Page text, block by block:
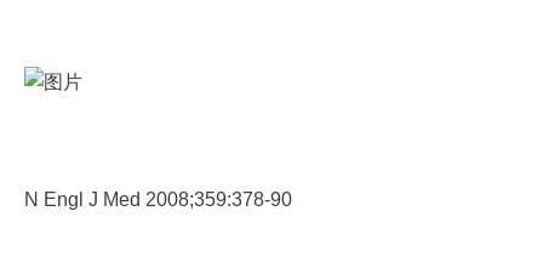
N Engl J Med 2008;359:378-90